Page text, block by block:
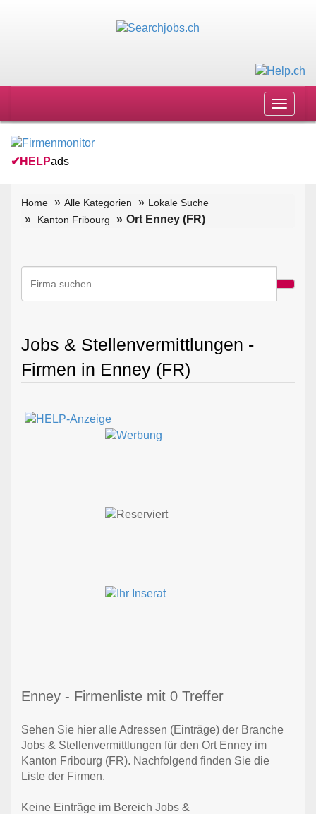
Toggle
✔ HELPads
Home Alle Kategorien
Lokale Suche
Kanton Fribourg
Ort Enney (FR)
Jobs & Stellenvermittlungen -
Firmen in Enney (FR)
Enney - Firmenliste mit 0 Treffer
Sehen Sie hier alle Adressen (Einträge) der Branche
Jobs & Stellenvermittlungen für den Ort Enney im
Kanton Fribourg (FR). Nachfolgend finden Sie die
Liste der Firmen.
Keine Einträge im Bereich Jobs &